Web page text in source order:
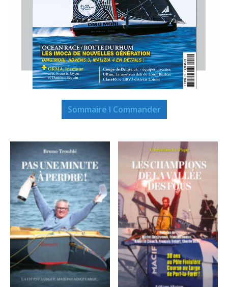
Sommaire I Commander